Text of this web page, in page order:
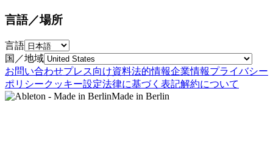
言語／場所
言語
国／地域
お問い合わせプレス向け資料法的情報企業情報プライバシー
ポリシークッキー設定法律に基づく表記解約について
Made in Berlin